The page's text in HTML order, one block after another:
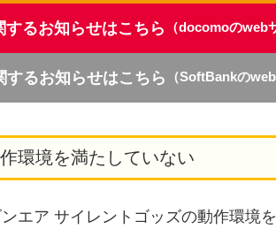
るお知らせはこちら （docomoのweb
るお知らせはこちら （SoftBankの
環境を満たしていない
エア サイレントゴッズの動作環境